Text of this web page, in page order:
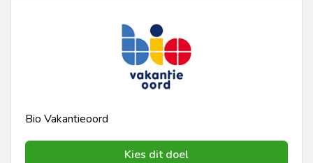
Bio Vakantieoord
Kies dit doel